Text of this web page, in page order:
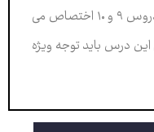
نمره آن به دروس ۷ و ۸ و ۶ نمره آن به دروس ۹ و ۱۰ اختصاص می
درس باید توجه ویژه